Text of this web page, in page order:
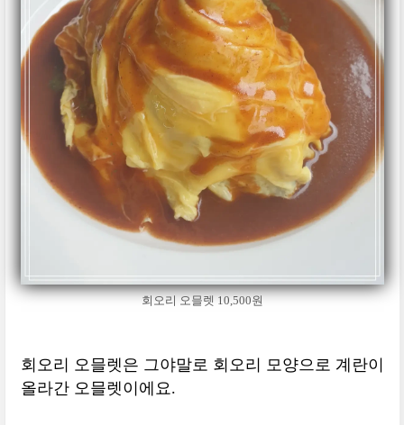
회오리 오믈렛 10,500원
회오리 오믈렛은 그야말로 회오리 모양으로 계란이
올라간 오믈렛이에요.